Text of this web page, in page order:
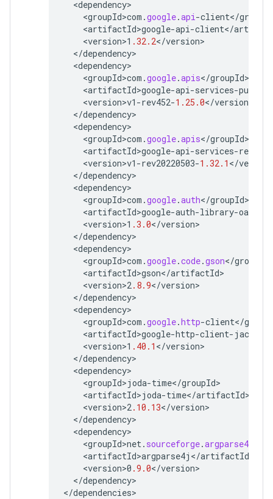
<dependency
<groupId>com .google.api-client</groupId
<artifactId>google-api-client</
<version>1 .32.2</version
</dependency
<dependency
<groupId>com .google.apis</groupId
<artifactId>google-api-services-pubsub
<version>v1 -rev452-1.25.0</version
</dependency
<dependency
<groupId>com .google.apis</groupId
<artifactId>google-api-services-
<version>v1 -rev20220503-1.32.1 </version
</dependency
<dependency
<groupId>com .google.auth</groupId
<artifactId>google-auth-library-oauth2
<version>1 .3.0</version
</dependency
<dependency
<groupId>com .google.code.gson</groupId
<artifactId>gson</artifactId
<version>2.8.9</version
</dependency
<dependency
<groupId>com .google.http-client</
<artifactId>google-http-client- jackson2
<version>1 .40.1 </version
</dependency
<dependency
<groupId>joda-time</groupId
<artifactId>joda-time</artifactId
<version>2.10.13</version
</dependency
<dependency
<groupId>net. sourceforge.argparse4j
<artifactId>argparse4j </artifactId
<version>0 .9.0</version
</dependency>
</dependencies